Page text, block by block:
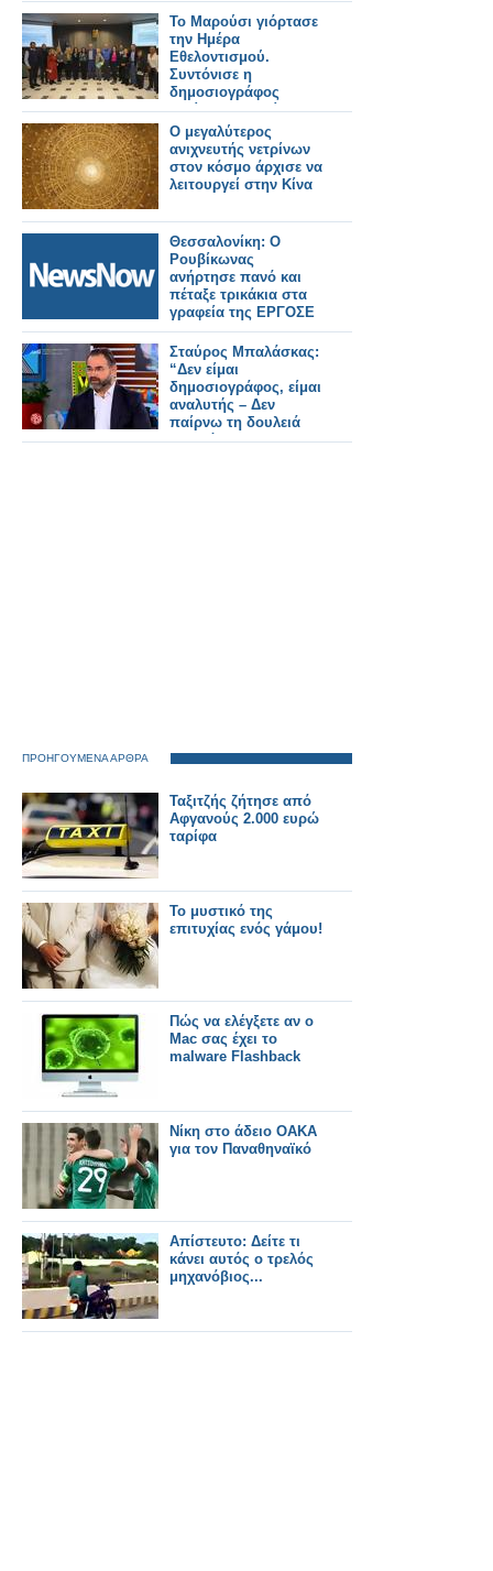
Το Μαρούσι γιόρτασε
την Ημέρα
Εθελοντισμού.
Συντόνισε η
δημοσιογράφος
Πελίνα Θεοδοσίου
(βίντεο)
Ο μεγαλύτερος
ανιχνευτής νετρίνων
στον κόσμο άρχισε να
λειτουργεί στην Κίνα
Θεσσαλονίκη: Ο
Ρουβίκωνας
ανήρτησε πανό και
πέταξε τρικάκια στα
γραφεία της ΕΡΓΟΣΕ
Σταύρος Μπαλάσκας:
“Δεν είμαι
δημοσιογράφος, είμαι
αναλυτής – Δεν
παίρνω τη δουλειά
κανενός”
ΠΡΟΗΓΟΥΜΕΝΑ ΑΡΘΡΑ
Ταξιτζής ζήτησε από
Αφγανούς 2.000 ευρώ
ταρίφα
Το μυστικό της
επιτυχίας ενός γάμου!
Πώς να ελέγξετε αν ο
Mac σας έχει το
malware Flashback
Νίκη στο άδειο ΟΑΚΑ
για τον Παναθηναϊκό
Απίστευτο: Δείτε τι
κάνει αυτός ο τρελός
μηχανόβιος...